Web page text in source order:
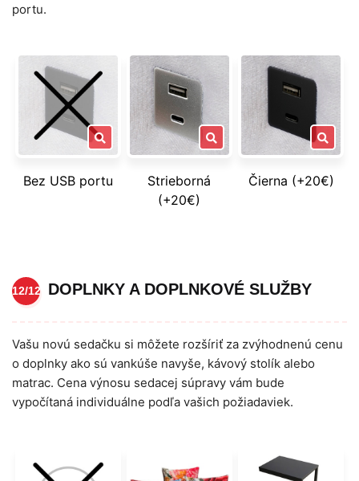
portu.
Bez USB portu
Strieborná
(+20€)
Čierna (+20€)
12/12 DOPLNKY A DOPLNKOVÉ SLUŽBY
Vašu novú sedačku si môžete rozšíriť za zvýhodnenú cenu
o doplnky ako sú vankúše navyše, kávový stolík alebo
matrac. Cena výnosu sedacej súpravy vám bude
vypočítaná individuálne podľa vašich požiadaviek.